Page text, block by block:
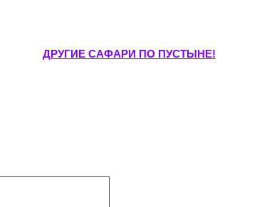
ДРУГИЕ САФАРИ ПО ПУСТЫНЕ!